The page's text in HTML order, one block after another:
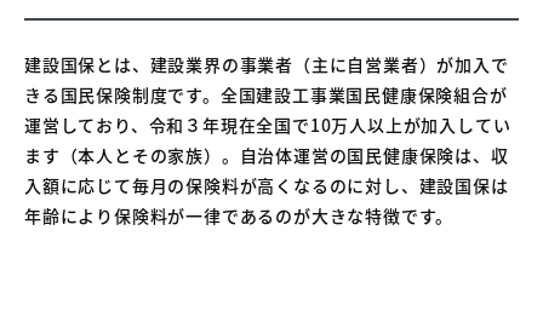
建設国保とは、建設業界の事業者（主に自営業者）が加入で
きる国民保険制度です。全国建設工事業国民健康保険組合が
運営しており、令和３年現在全国で10万人以上が加入してい
ます（本人とその家族）。自治体運営の国民健康保険は、収
入額に応じて毎月の保険料が高くなるのに対し、建設国保は
年齢により保険料が一律であるのが大きな特徴です。